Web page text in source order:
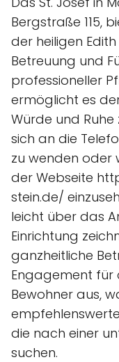
Bergstraße 115,
der heiligen
Betreuung und
professioneller
ermöglicht es
Würde und Ruhe
sich an die
zu wenden oder
der Webseite
stein.de/
leicht über das
Einrichtung
ganzheitliche
Engagement für
Bewohner aus,
die nach einer
suchen.